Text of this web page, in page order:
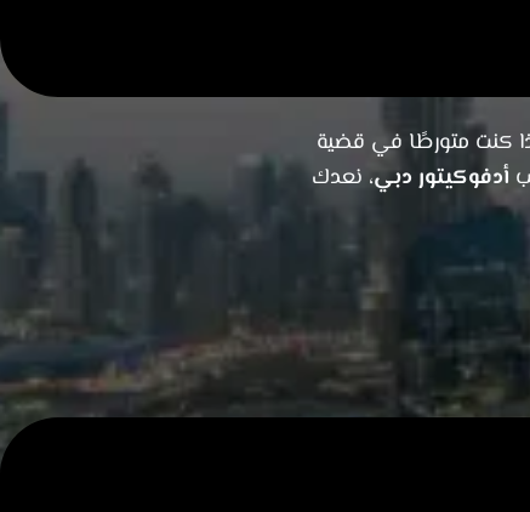
كنت متورطًا في قضية
أدفوكيتور دبي، نعدك